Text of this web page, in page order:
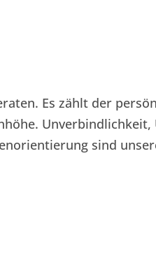
Es zählt der
Unverbindlichkeit,
sind